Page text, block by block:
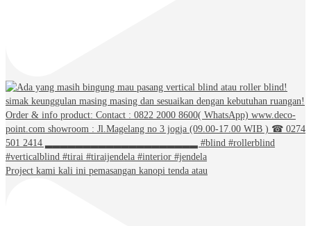
Project kami kali ini pemasangan kanopi tenda atau